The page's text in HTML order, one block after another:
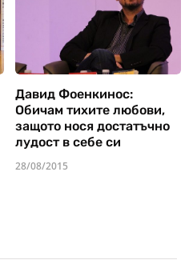
Давид Фоенкинос:
Обичам тихите любови,
защото нося достатъчно
лудост в себе си
28/08/2015